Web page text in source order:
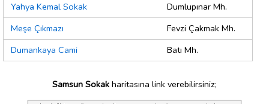
Yahya Kemal Sokak
Dumlupınar Mh.
Meşe Çıkmazı
Fevzi Çakmak Mh.
Dumankaya Cami
Batı Mh.
Samsun Sokak haritasına link verebilirsiniz;